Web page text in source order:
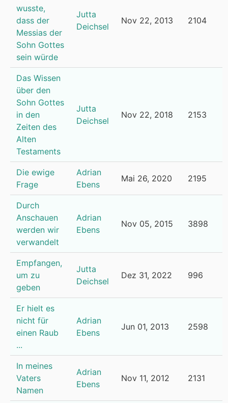
wusste,
dass der
Messias der
Sohn Gottes
sein würde
Jutta
Deichsel
Nov 22, 2013 2104
Das Wissen
über den
Sohn Gottes
in den
Zeiten des
Alten
Testaments
Jutta
Deichsel
Nov 22, 2018 2153
Die ewige
Frage
Adrian
Ebens
Mai 26, 2020 2195
Durch
Anschauen
werden wir
verwandelt
Adrian
Ebens
Nov 05, 2015 3898
Empfangen,
um zu
geben
Jutta
Deichsel
Dez 31, 2022 996
Er hielt es
nicht für
einen Raub
...
Adrian
Ebens
Jun 01, 2013 2598
In meines
Vaters
Namen
Adrian
Ebens
Nov 11, 2012 2131